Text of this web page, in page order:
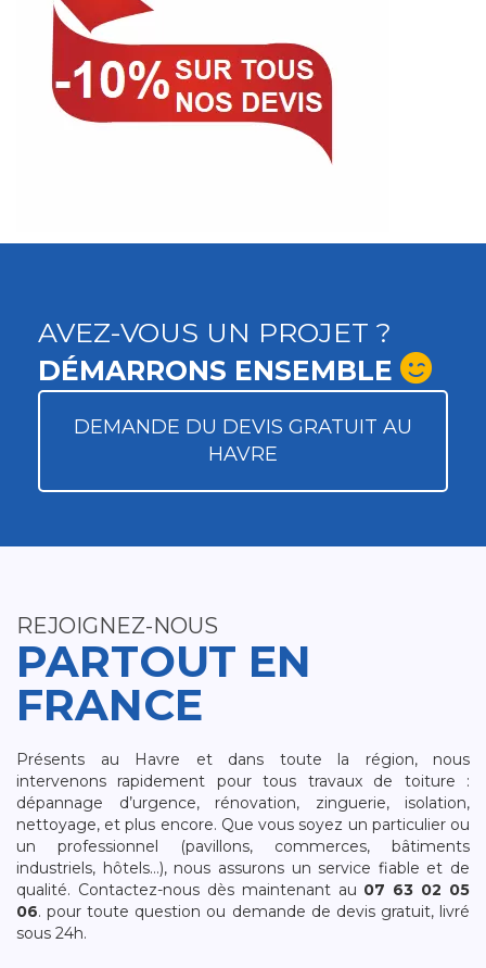
AVEZ-VOUS UN PROJET ?
DÉMARRONS ENSEMBLE
DEMANDE DU DEVIS GRATUIT AU
HAVRE
REJOIGNEZ-NOUS
PARTOUT EN
FRANCE
Présents au Havre et dans toute la région, nous
intervenons rapidement pour tous travaux de toiture :
dépannage d’urgence, rénovation, zinguerie, isolation,
nettoyage, et plus encore. Que vous soyez un particulier ou
un professionnel (pavillons, commerces, bâtiments
industriels, hôtels…), nous assurons un service fiable et de
qualité. Contactez-nous dès maintenant au 07 63 02 05
06. pour toute question ou demande de devis gratuit, livré
sous 24h.